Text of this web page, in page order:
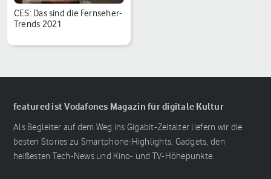
CES: Das sind die Fernseher-
Trends 2021
featured ist Vodafones Magazin für digitale Kultur
Als Begleiter auf dem Weg ins Gigabit-Zeitalter liefern wir die
besten Stories zu Smartphone-Highlights, Gadgets, den
heißesten Tech-News und Kino- und TV-Höhepunkte.